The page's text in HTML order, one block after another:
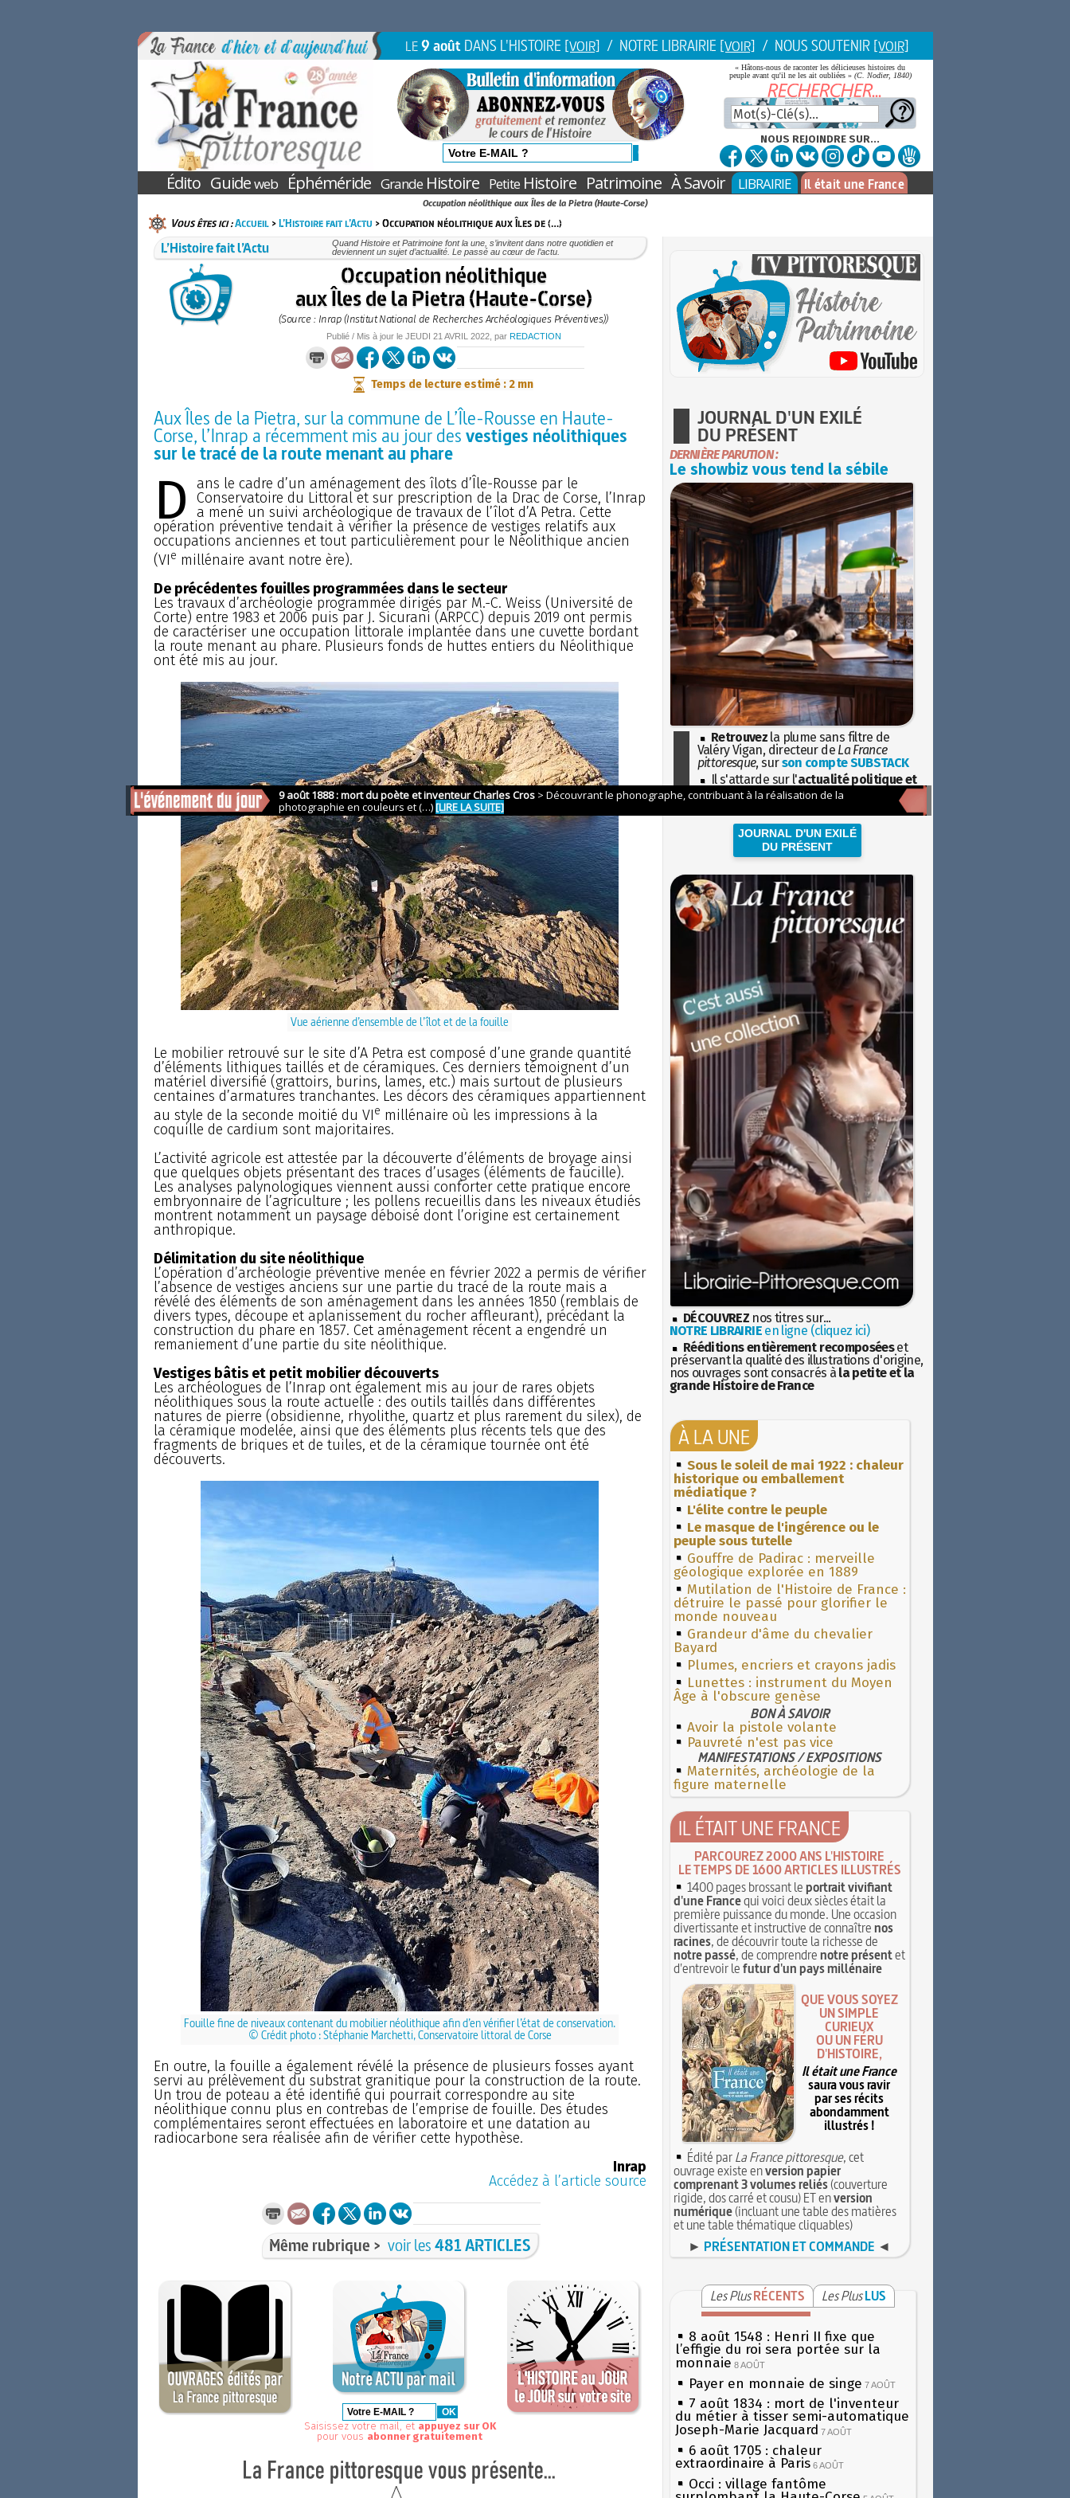
LE9 août DANS L'HISTOIRE [VOIR] / NOTRE LIBRAIRIE [VOIR] / NOUS SOUTENIR [VOIR]
« Hâtons-nous de raconter les délicieuses histoires du
peuple avant qu'il ne les ait oubliées » (C. Nodier, 1840)
NOUS REJOINDRE SUR...
Édito Guideweb Éphéméride GrandeHistoire PetiteHistoire Patrimoine À Savoir LIBRAIRIE Il était une France
Occupation néolithique aux Îles de la Pietra (Haute-Corse)
Vous êtes ici :Accueil>L’Histoire fait l’Actu > Occupation néolithique aux Îles de (…)
L’Histoire fait l’Actu
Quand Histoire et Patrimoine font la une, s’invitent dans notre quotidien et
deviennent un sujet d’actualité. Le passé au cœur de l’actu.
Occupation néolithique
aux Îles de la Pietra (Haute-Corse)
(Source : Inrap (Institut National de Recherches Archéologiques Préventives))
Publié / Mis à jour le JEUDI 21 AVRIL 2022, par REDACTION
Temps de lecture estimé : 2 mn
Aux Îles de la Pietra, sur la commune de L’Île-Rousse en Haute-
Corse, l’Inrap a récemment mis au jour desvestiges néolithiques
sur le tracé de la route menant au phare
D
ans le cadre d’un aménagement des îlots d’Île-Rousse par le
Conservatoire du Littoral et sur prescription de la Drac de Corse, l’Inrap
a mené un suivi archéologique de travaux de l’îlot d’A Petra. Cette
opération préventive tendait à vérifier la présence de vestiges relatifs aux
occupations anciennes et tout particulièrement pour le Néolithique ancien
(VIe millénaire avant notre ère).
De précédentes fouilles programmées dans le secteur
Les travaux d’archéologie programmée dirigés par M.-C. Weiss (Université de
Corte) entre 1983 et 2006 puis par J. Sicurani (ARPCC) depuis 2019 ont permis
de caractériser une occupation littorale implantée dans une cuvette bordant
la route menant au phare. Plusieurs fonds de huttes entiers du Néolithique
ont été mis au jour.
Vue aérienne d’ensemble de l’îlot et de la fouille
Le mobilier retrouvé sur le site d’A Petra est composé d’une grande quantité
d’éléments lithiques taillés et de céramiques. Ces derniers témoignent d’un
matériel diversifié (grattoirs, burins, lames, etc.) mais surtout de plusieurs
centaines d’armatures tranchantes. Les décors des céramiques appartiennent
au style de la seconde moitié du VIe millénaire où les impressions à la
coquille de cardium sont majoritaires.
L’activité agricole est attestée par la découverte d’éléments de broyage ainsi
que quelques objets présentant des traces d’usages (éléments de faucille).
Les analyses palynologiques viennent aussi conforter cette pratique encore
embryonnaire de l’agriculture ; les pollens recueillis dans les niveaux étudiés
montrent notamment un paysage déboisé dont l’origine est certainement
anthropique.
Délimitation du site néolithique
L’opération d’archéologie préventive menée en février 2022 a permis de vérifier
l’absence de vestiges anciens sur une partie du tracé de la route mais a
révélé des éléments de son aménagement dans les années 1850 (remblais de
divers types, découpe et aplanissement du rocher affleurant), précédant la
construction du phare en 1857. Cet aménagement récent a engendré un
remaniement d’une partie du site néolithique.
Vestiges bâtis et petit mobilier découverts
Les archéologues de l’Inrap ont également mis au jour de rares objets
néolithiques sous la route actuelle : des outils taillés dans différentes
natures de pierre (obsidienne, rhyolithe, quartz et plus rarement du silex), de
la céramique modelée, ainsi que des éléments plus récents tels que des
fragments de briques et de tuiles, et de la céramique tournée ont été
découverts.
Fouille fine de niveaux contenant du mobilier néolithique afin d’en vérifier l’état de conservation.
© Crédit photo : Stéphanie Marchetti, Conservatoire littoral de Corse
En outre, la fouille a également révélé la présence de plusieurs fosses ayant
servi au prélèvement du substrat granitique pour la construction de la route.
Un trou de poteau a été identifié qui pourrait correspondre au site
néolithique connu plus en contrebas de l’emprise de fouille. Des études
complémentaires seront effectuées en laboratoire et une datation au
radiocarbone sera réalisée afin de vérifier cette hypothèse.
Inrap
Accédez à l’article source
Même rubrique > voir les481 ARTICLES
Saisissez votre mail, et appuyez sur OK
pour vous abonner gratuitement
JOURNAL D'UN EXILÉ
DU PRÉSENT
DERNIÈRE PARUTION :
Le showbiz vous tend la sébile
Retrouvez la plume sans filtre de
Valéry Vigan, directeur de La France
pittoresque, surson compte SUBSTACK
Il s'attarde sur l'actualité politique et
sociétaleavec la hauteur de vue de
JOURNAL D'UN EXILÉ
DU PRÉSENT
DÉCOUVREZ nos titres sur...
NOTRE LIBRAIRIEen ligne (cliquez ici)
Rééditions entièrement recomposéeset
préservant la qualité des illustrations d'origine,
nos ouvrages sont consacrés à la petite et la
grande Histoire de France
À LA UNE
Sous le soleil de mai 1922 : chaleur
historique ou emballement
médiatique ?
L'élite contre le peuple
Le masque de l'ingérence ou le
peuple sous tutelle
Gouffre de Padirac : merveille
géologique explorée en 1889
Mutilation de l'Histoire de France :
détruire le passé pour glorifier le
monde nouveau
Grandeur d'âme du chevalier
Bayard
Plumes, encriers et crayons jadis
Lunettes : instrument du Moyen
Âge à l'obscure genèse
BON À SAVOIR
Avoir la pistole volante
Pauvreté n'est pas vice
MANIFESTATIONS / EXPOSITIONS
Maternités, archéologie de la
figure maternelle
IL ÉTAIT UNE FRANCE
PARCOUREZ 2000 ANS L'HISTOIRE
LE TEMPS DE 1600 ARTICLES ILLUSTRÉS
1400 pages brossant leportrait vivifiant
d'une Francequi voici deux siècles était la
première puissance du monde. Une occasion
divertissante et instructive de connaîtrenos
racines, de découvrir toute la richesse de
notre passé, de comprendrenotre présentet
d'entrevoir lefutur d'un pays millénaire
QUE VOUS SOYEZ
UN SIMPLE
CURIEUX
OU UN FÉRU
D'HISTOIRE,
Il était une France
saura vous ravir
par ses récits
abondamment
illustrés !
Édité parLa France pittoresque, cet
ouvrage existe enversion papier
comprenant 3 volumes reliés(couverture
rigide, dos carré et cousu) ET enversion
numérique(incluant une table des matières
et une table thématique cliquables)
► PRÉSENTATION ET COMMANDE ◄
Les Plus RÉCENTS Les Plus LUS
8 août 1548 : Henri II fixe que
l’effigie du roi sera portée sur la
monnaie 8 AOÛT
Payer en monnaie de singe 7 AOÛT
7 août 1834 : mort de l'inventeur
du métier à tisser semi-automatique
Joseph-Marie Jacquard 7 AOÛT
6 août 1705 : chaleur
extraordinaire à Paris 6 AOÛT
Occi : village fantôme